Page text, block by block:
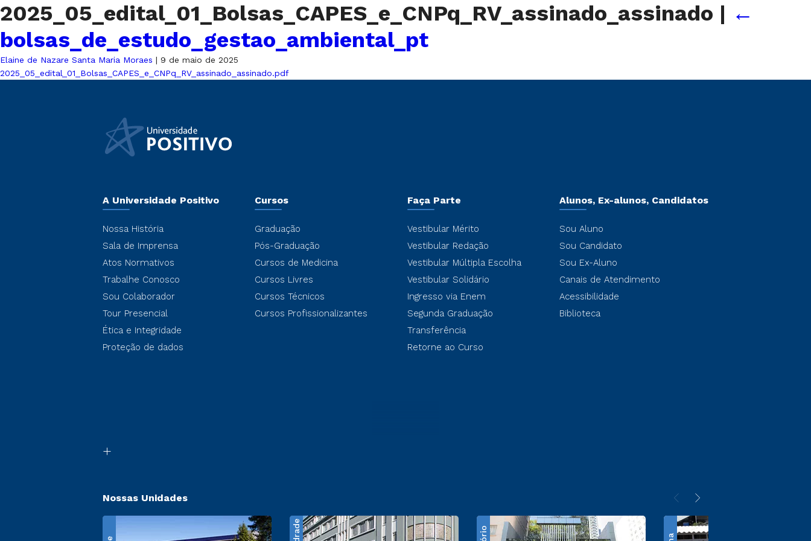
2025_05_edital_01_Bolsas_CAPES_e_CNPq_RV_assinado_assinado | ←
bolsas_de_estudo_gestao_ambiental_pt
Elaine de Nazare Santa Maria Moraes | 9 de maio de 2025
2025_05_edital_01_Bolsas_CAPES_e_CNPq_RV_assinado_assinado.pdf
A Universidade Positivo
Nossa História
Sala de Imprensa
Atos Normativos
Trabalhe Conosco
Sou Colaborador
Tour Presencial
Ética e Integridade
Proteção de dados
Cursos
Graduação
Pós-Graduação
Cursos de Medicina
Cursos Livres
Cursos Técnicos
Cursos Profissionalizantes
Faça Parte
Vestibular Mérito
Vestibular Redação
Vestibular Múltipla Escolha
Vestibular Solidário
Ingresso via Enem
Segunda Graduação
Transferência
Retorne ao Curso
Alunos, Ex-alunos, Candidatos
Sou Aluno
Sou Candidato
Sou Ex-Aluno
Canais de Atendimento
Acessibilidade
Biblioteca
Nossas Unidades